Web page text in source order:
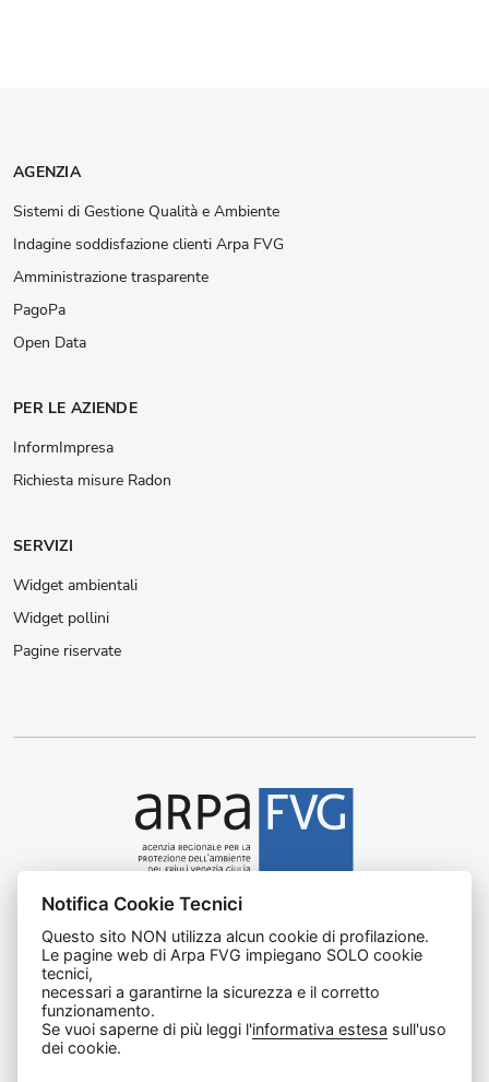
AGENZIA
Sistemi di Gestione Qualità e Ambiente
Indagine soddisfazione clienti Arpa FVG
Amministrazione trasparente
PagoPa
Open Data
PER LE AZIENDE
InformImpresa
Richiesta misure Radon
SERVIZI
Widget ambientali
Widget pollini
Pagine riservate
Agenzia regionale per la protezione dell’ambiente del
Friuli Venezia Giulia
C.F. e P. IVA 02096520305
Tel 0432 1918111
Notifica Cookie Tecnici
Questo sito NON utilizza alcun cookie di profilazione.
Le pagine web di Arpa FVG impiegano SOLO cookie
tecnici,
necessari a garantirne la sicurezza e il corretto
funzionamento.
Se vuoi saperne di più leggi l'informativa estesa sull'uso
dei cookie.